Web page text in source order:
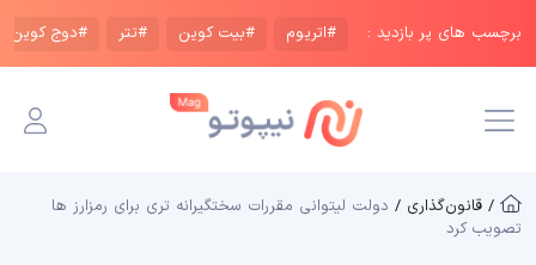
برچسب های پر بازدید : #اتریوم #بیت کوین #تتر #دوج کوین
/ قانون‌گذاری / دولت لیتوانی مقررات سختگیرانه تری برای رمزارز ها
تصویب کرد